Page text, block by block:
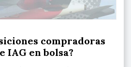
compradoras
IAG en bolsa?